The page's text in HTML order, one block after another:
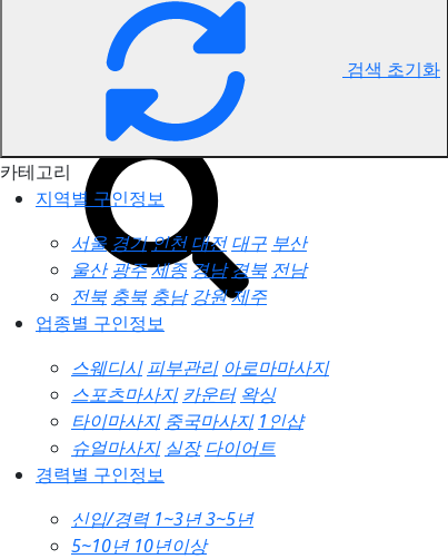
업체 서비스 관리
개인 서비스 관리
부산강서 카운터 구인정보
검색 초기화
카테고리
지역별 구인정보
서울 경기인천 대전 대구 부산
울산 광주세종 경남경북 전남
전북 충북 충남 강원제주
업종별 구인정보
스웨디시 피부관리 아로마마사지
스포츠마사지 카운터 왁싱
타이마사지 중국마사지 1인샵
슈얼마사지 실장 다이어트
경력별 구인정보
신입/경력 1~3년3~5년
5~10년 10년이상